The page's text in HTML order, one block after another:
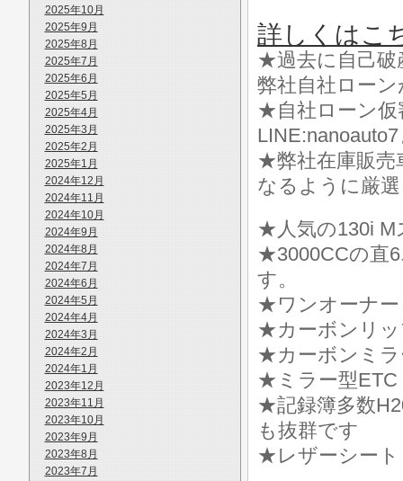
2025年10月
2025年9月
2025年8月
2025年7月
2025年6月
2025年5月
2025年4月
2025年3月
2025年2月
2025年1月
2024年12月
2024年11月
2024年10月
2024年9月
2024年8月
2024年7月
2024年6月
2024年5月
2024年4月
2024年3月
2024年2月
2024年1月
2023年12月
2023年11月
2023年10月
2023年9月
2023年8月
2023年7月
詳しくはこ
★過去に自己破
弊社自社ロー
★自社ローン仮
★弊社在庫販売
なるように厳
★人気の130i M
★3000CCの直
す。
★ワンオーナー
★カーボンリ
★カーボンミラ
★ミラー型ETC
★記録簿多数
も抜群です
★レザーシート